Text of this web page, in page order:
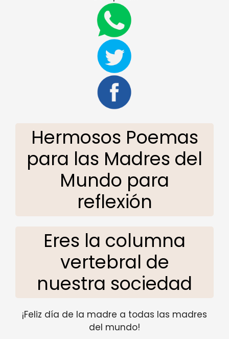
Hermosos Poemas
para las Madres del
Mundo para
reflexión
Eres la columna
vertebral de
nuestra sociedad
¡Feliz día de la madre a todas las madres
del mundo!